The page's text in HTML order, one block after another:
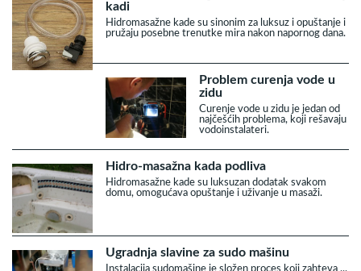
kadi
Hidromasažne kade su sinonim za luksuz i opuštanje i
pružaju posebne trenutke mira nakon napornog dana.
Problem curenja vode u
zidu
Curenje vode u zidu je jedan od
najčešćih problema, koji rešavaju
vodoinstalateri.
Hidro-masažna kada podliva
Hidromasažne kade su luksuzan dodatak svakom
domu, omogućava opuštanje i uživanje u masaži.
Ugradnja slavine za sudo mašinu
Instalacija sudomašine je složen proces koji zahteva ...